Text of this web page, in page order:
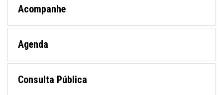
Acompanhe
Agenda
Consulta Pública